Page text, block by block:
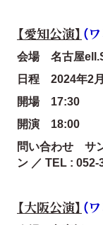
【愛知公演】 （
会場 名古屋
日程 2024年2
開場 17:30
開演 18:00
問い合わせ サ
ン ／ TEL : 052-
【大阪公演】 （